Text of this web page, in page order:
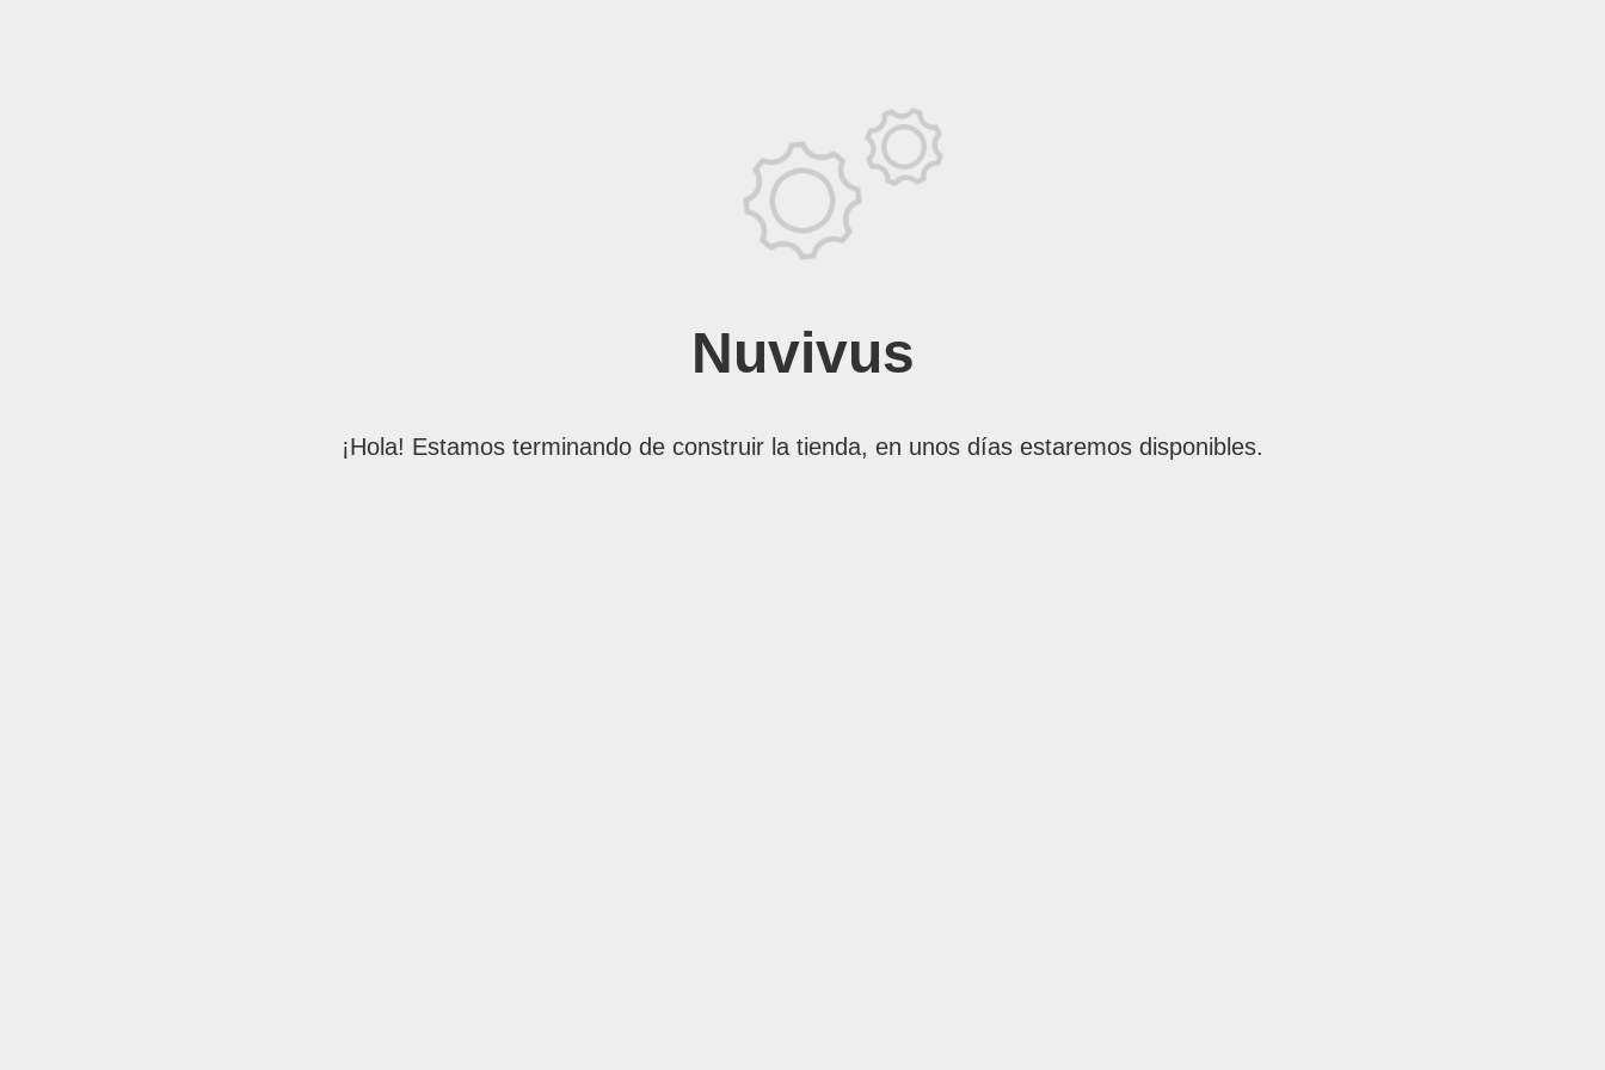
Nuvivus
¡Hola! Estamos terminando de construir la tienda, en unos días estaremos disponibles.